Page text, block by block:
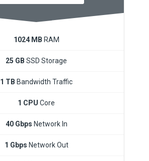
1024 MB RAM
25 GB SSD Storage
1 TB Bandwidth Traffic
1 CPU Core
40 Gbps Network In
1 Gbps Network Out